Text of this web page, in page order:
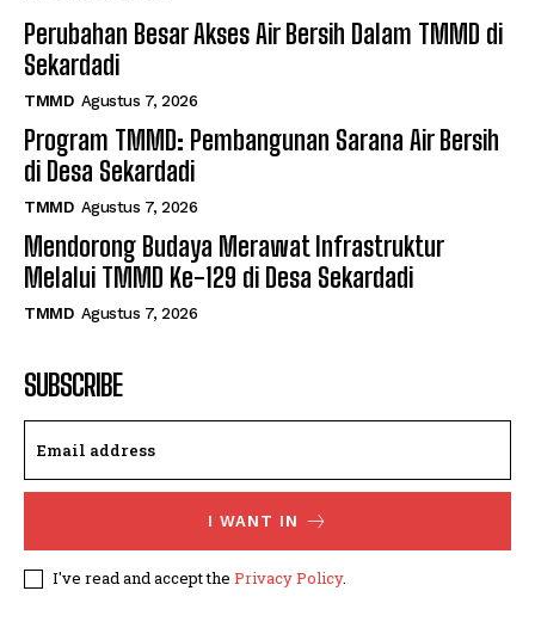
Perubahan Besar Akses Air Bersih Dalam TMMD di
Sekardadi
TMMD Agustus 7, 2026
Program TMMD: Pembangunan Sarana Air Bersih
di Desa Sekardadi
TMMD Agustus 7, 2026
Mendorong Budaya Merawat Infrastruktur
Melalui TMMD Ke-129 di Desa Sekardadi
TMMD Agustus 7, 2026
SUBSCRIBE
I WANT IN
I've read and accept the Privacy Policy.